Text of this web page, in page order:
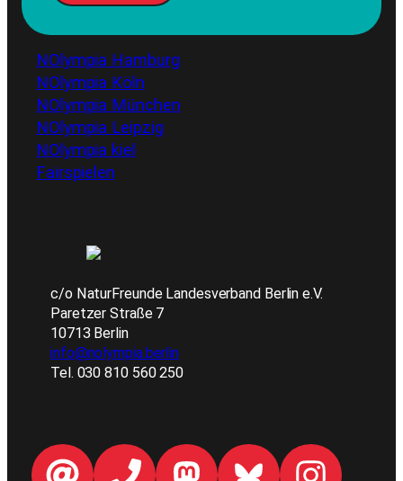
NOlympia Hamburg
NOlympia Köln
NOlympia München
NOlympia Leipzig
NOlympia kiel
Fairspielen
c/o NaturFreunde Landesverband Berlin e.V.
Paretzer Straße 7
10713 Berlin
info@nolympia.berlin
Tel. 030 810 560 250